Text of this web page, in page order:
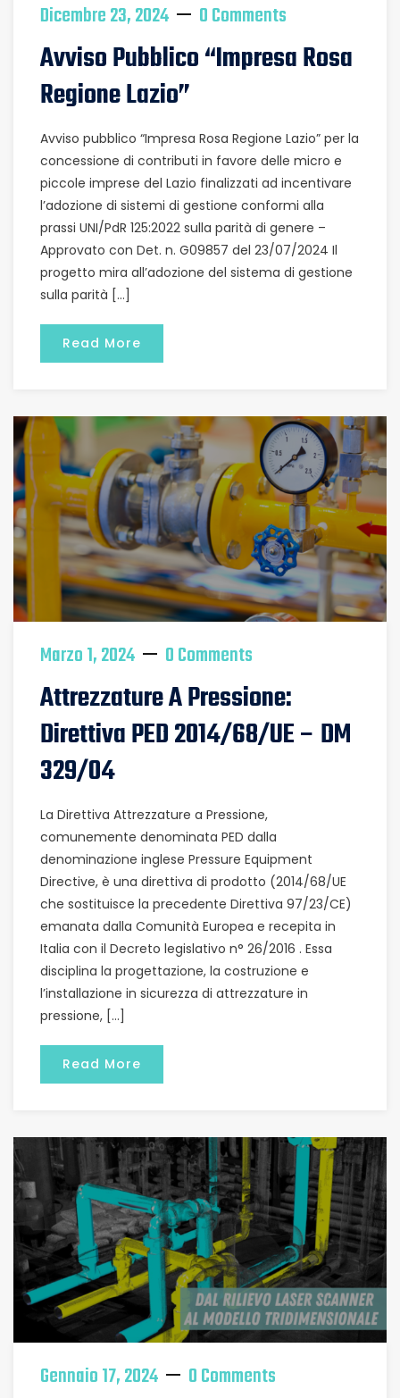
Dicembre 23, 2024 0 Comments
Avviso Pubblico “Impresa Rosa
Regione Lazio”
Avviso pubblico “Impresa Rosa Regione Lazio” per la
concessione di contributi in favore delle micro e
piccole imprese del Lazio finalizzati ad incentivare
l’adozione di sistemi di gestione conformi alla
prassi UNI/PdR 125:2022 sulla parità di genere –
Approvato con Det. n. G09857 del 23/07/2024 Il
progetto mira all’adozione del sistema di gestione
sulla parità […]
Read More
Marzo 1, 2024 0 Comments
Attrezzature A Pressione:
Direttiva PED 2014/68/UE – DM
329/04
La Direttiva Attrezzature a Pressione,
comunemente denominata PED dalla
denominazione inglese Pressure Equipment
Directive, è una direttiva di prodotto (2014/68/UE
che sostituisce la precedente Direttiva 97/23/CE)
emanata dalla Comunità Europea e recepita in
Italia con il Decreto legislativo n° 26/2016 . Essa
disciplina la progettazione, la costruzione e
l’installazione in sicurezza di attrezzature in
pressione, […]
Read More
Gennaio 17, 2024 0 Comments